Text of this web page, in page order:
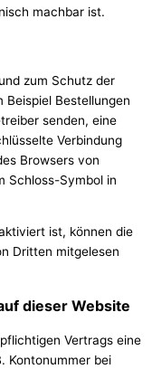
machbar ist.
zum Schutz der
Bestellungen
senden, eine
Verbindung
Browsers von
Schloss-Symbol in
ist, können die
Dritten mitgelesen
dieser Website
Vertrags eine
Kontonummer bei